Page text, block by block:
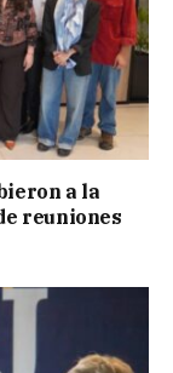
a la
reuniones